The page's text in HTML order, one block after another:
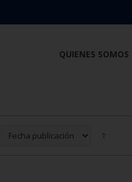
QUIENES SOMOS